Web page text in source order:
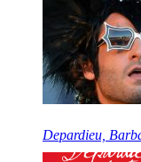
Depardieu,